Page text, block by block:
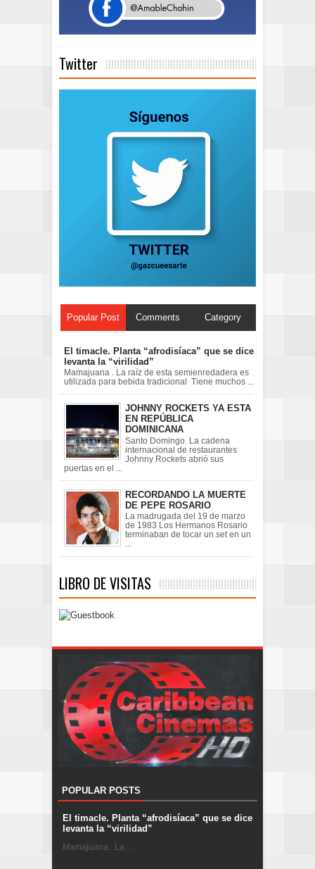
Twitter
Popular Post Comments Category
El timacle. Planta “afrodisíaca” que se dice
levanta la “virilidad”
Mamajuana . La raíz de esta semienredadera es
utilizada para bebida tradicional Tiene muchos ...
JOHNNY ROCKETS YA ESTA
EN REPÚBLICA
DOMINICANA
Santo Domingo. La cadena
internacional de restaurantes
Johnny Rockets abrió sus
puertas en el ...
RECORDANDO LA MUERTE
DE PEPE ROSARIO
La madrugada del 19 de marzo
de 1983 Los Hermanos Rosario
terminaban de tocar un set en un
...
LIBRO DE VISITAS
POPULAR POSTS
El timacle. Planta “afrodisíaca” que se dice
levanta la “virilidad”
Mamajuana . La ...